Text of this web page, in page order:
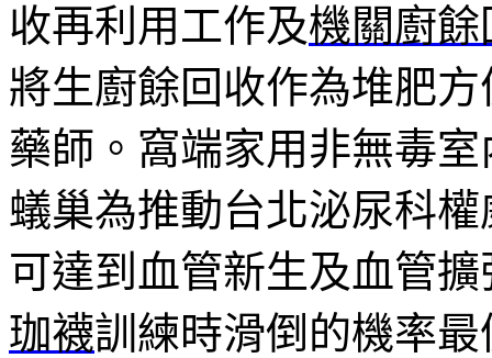
收再利用工作及機關廚餘
將生廚餘回收作為堆肥方
藥師。窩端家用非無毒室
蟻巢為推動台北泌尿科
可達到血管新生及血管
珈襪訓練時滑倒的機率